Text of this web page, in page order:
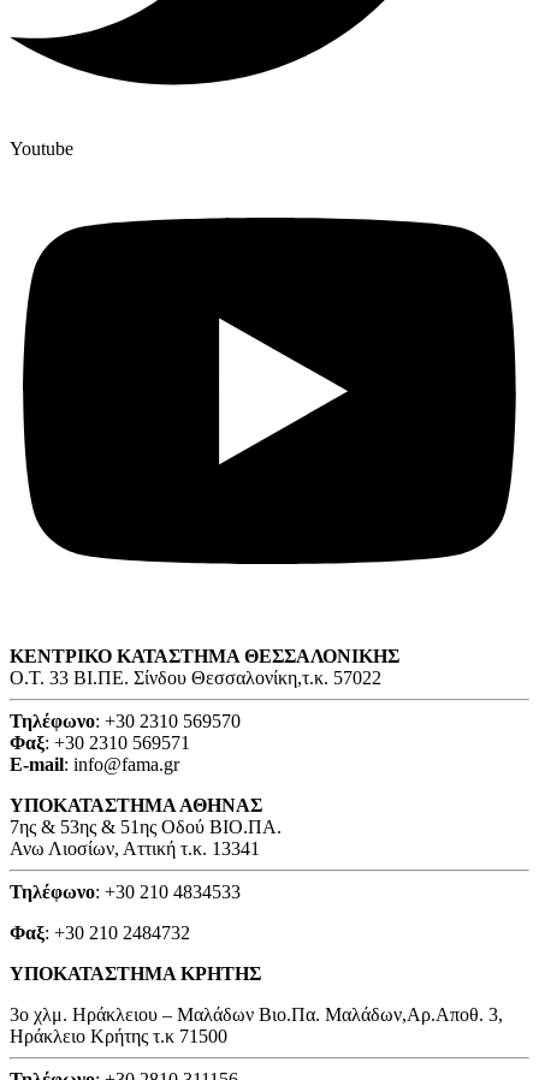
Youtube
ΚΕΝΤΡΙΚΟ ΚΑΤΑΣΤΗΜΑ ΘΕΣΣΑΛΟΝΙΚΗΣ
O.T. 33 ΒΙ.ΠΕ. Σίνδου Θεσσαλονίκη,τ.κ. 57022
Τηλέφωνο: +30 2310 569570
Φαξ: +30 2310 569571
E-mail: info@fama.gr
ΥΠΟΚΑΤΑΣΤΗΜΑ ΑΘΗΝΑΣ
7ης & 53ης & 51ης Οδού ΒΙΟ.ΠΑ.
Ανω Λιοσίων, Αττική τ.κ. 13341
Τηλέφωνο: +30 210 4834533
Φαξ: +30 210 2484732
ΥΠΟΚΑΤΑΣΤΗΜΑ ΚΡΗΤΗΣ
3o χλμ. Ηράκλειου – Μαλάδων Βιο.Πα. Μαλάδων,Αρ.Αποθ. 3,
Ηράκλειο Κρήτης τ.κ 71500